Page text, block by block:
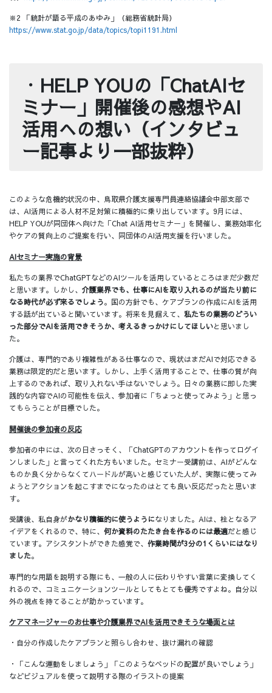
※2 「統計が語る平成のあゆみ」（総務省統計局）
https://www.stat.go.jp/data/topics/topi1191.html
・ HELP YOUの「ChatAIセ
ミナー」開催後の感想やAI
活用への想い（インタビュ
ー記事より一部抜粋）
このような危機的状況の中、鳥取県介護支援専門員連絡協議会中部支部で
は、AI活用による人材不足対策に積極的に乗り出しています。9月には、
HELP YOUが同団体へ向けた「Chat AI活用セミナー」を開催し、業務効率化
やケアの質向上のご提案を行い、同団体のAI活用支援を行いました。
AIセミナー実施の背景
私たちの業界でChatGPTなどのAIツールを活用しているところはまだ少数だ
と思います。しかし、 介護業界でも、仕事にAIを取り入れるのが当たり前に
なる時代が必ず来るでしょう。国の方針でも、ケアプランの作成にAIを活用
する話が出ていると聞いています。将来を見据えて、 私たちの業務のどうい
った部分でAIを活用できそうか、考えるきっかけにしてほしいと思いまし
た。
介護は、専門的であり複雑性がある仕事なので、現状はまだAIで対応できる
業務は限定的だと思います。しかし、上手く活用することで、仕事の質が向
上するのであれば、取り入れない手はないでしょう。日々の業務に即した実
践的な内容でAIの可能性を伝え、参加者に「ちょっと使ってみよう」と思っ
てもらうことが目標でした。
開催後の参加者の反応
参加者の中には、次の日さっそく、「ChatGPTのアカウントを作ってログイ
ンしました」と言ってくれた方もいました。セミナー受講前は、AIがどんな
ものか良く分からなくてハードルが高いと感じていた人が、実際に使ってみ
ようとアクションを起こすまでになったのはとても良い反応だったと思いま
す。
受講後、私自身がかなり積極的に使うようになりました。AIは、柱となるア
イデアをくれるので、特に、 何か資料のたたき台を作るのには最適だと感じ
ています。アシスタントができた感覚で、 作業時間が3分の1くらいにはなり
ました。
専門的な用語を説明する際にも、一般の人に伝わりやすい言葉に変換してく
れるので、コミュニケーションツールとしてもとても優秀ですよね。自分以
外の視点を持てることが助かっています。
ケアマネージャーのお仕事や介護業界でAIを活用できそうな場面とは
・自分の作成したケアプランと照らし合わせ、抜け漏れの確認
・「こんな運動をしましょう」「このようなベッドの配置が良いでしょう」
などビジュアルを使って説明する際のイラストの提案